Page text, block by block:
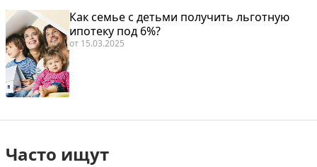
Как семье с детьми получить льготную
ипотеку под 6%?
от 15.03.2025
Часто ищут